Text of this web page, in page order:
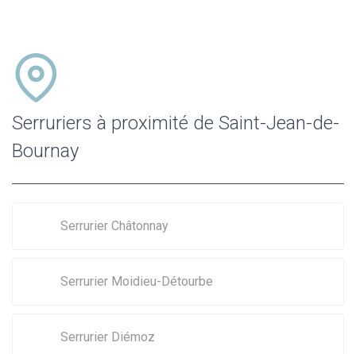
Serruriers à proximité de Saint-Jean-de-
Bournay
Serrurier Châtonnay
Serrurier Moidieu-Détourbe
Serrurier Diémoz